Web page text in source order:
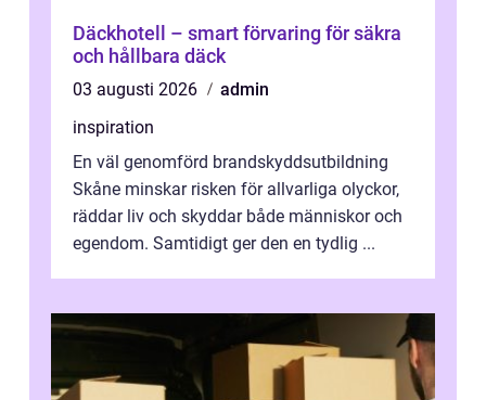
Däckhotell – smart förvaring för säkra
och hållbara däck
03 augusti 2026
admin
inspiration
En väl genomförd brandskyddsutbildning
Skåne minskar risken för allvarliga olyckor,
räddar liv och skyddar både människor och
egendom. Samtidigt ger den en tydlig ...